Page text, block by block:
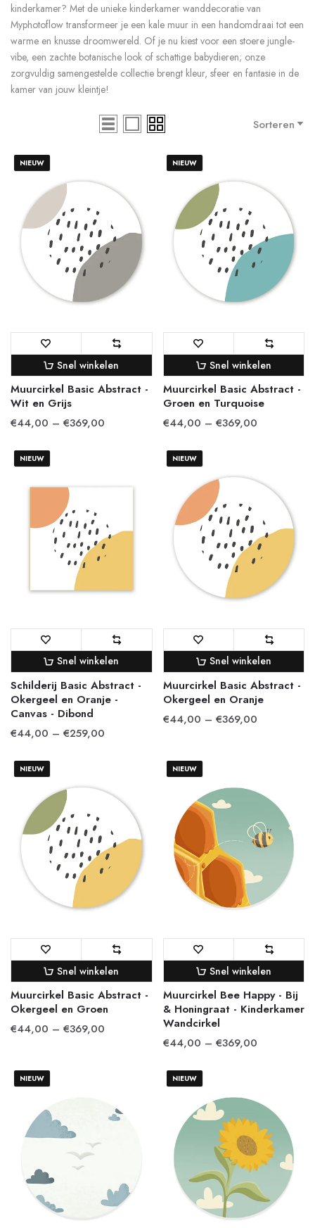
kinderkamer? Met de unieke kinderkamer wanddecoratie van
Myphotoflow transformeer je een kale muur in een handomdraai tot een
warme en knusse droomwereld. Of je nu kiest voor een stoere jungle-
vibe, een zachte botanische look of schattige babydieren; onze
zorgvuldig samengestelde collectie brengt kleur, sfeer en fantasie in de
kamer van jouw kleintje!
Sorteren
NIEUW
Snel winkelen
Muurcirkel Basic Abstract -
Wit en Grijs
€44,00 – €369,00
NIEUW
Snel winkelen
Muurcirkel Basic Abstract -
Groen en Turquoise
€44,00 – €369,00
NIEUW
Snel winkelen
Schilderij Basic Abstract -
Okergeel en Oranje -
Canvas - Dibond
€44,00 – €259,00
NIEUW
Snel winkelen
Muurcirkel Basic Abstract -
Okergeel en Oranje
€44,00 – €369,00
NIEUW
Snel winkelen
Muurcirkel Basic Abstract -
Okergeel en Groen
€44,00 – €369,00
NIEUW
Snel winkelen
Muurcirkel Bee Happy - Bij
& Honingraat - Kinderkamer
Wandcirkel
€44,00 – €369,00
NIEUW NIEUW